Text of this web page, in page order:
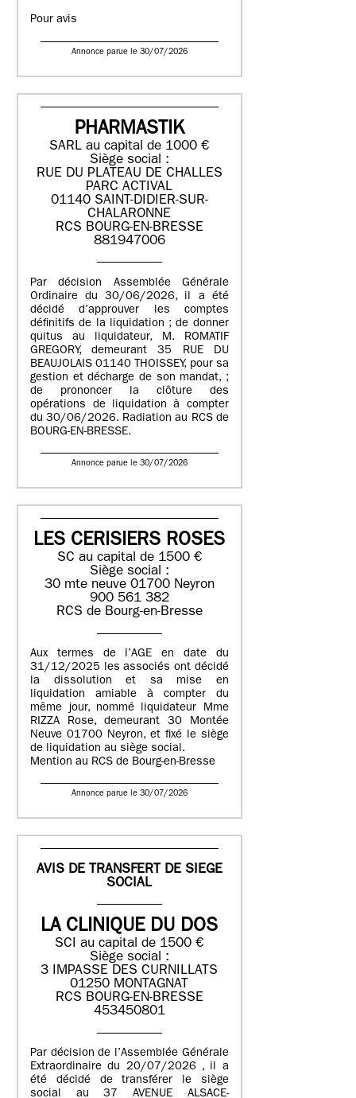
Pour avis
Annonce parue le 30/07/2026
PHARMASTIK
SARL au capital de 1000 €
Siège social :
RUE DU PLATEAU DE CHALLES
PARC ACTIVAL
01140 SAINT-DIDIER-SUR-
CHALARONNE
RCS BOURG-EN-BRESSE
881947006
Par décision Assemblée Générale
Ordinaire du 30/06/2026, il a été
décidé d’approuver les comptes
définitifs de la liquidation ; de donner
quitus au liquidateur, M. ROMATIF
GREGORY, demeurant 35 RUE DU
BEAUJOLAIS 01140 THOISSEY, pour sa
gestion et décharge de son mandat, ;
de prononcer la clôture des
opérations de liquidation à compter
du 30/06/2026. Radiation au RCS de
BOURG-EN-BRESSE.
Annonce parue le 30/07/2026
LES CERISIERS ROSES
SC au capital de 1500 €
Siège social :
30 mte neuve 01700 Neyron
900 561 382
RCS de Bourg-en-Bresse
Aux termes de l’AGE en date du
31/12/2025 les associés ont décidé
la dissolution et sa mise en
liquidation amiable à compter du
même jour, nommé liquidateur Mme
RIZZA Rose, demeurant 30 Montée
Neuve 01700 Neyron, et fixé le siège
de liquidation au siège social.
Mention au RCS de Bourg-en-Bresse
Annonce parue le 30/07/2026
AVIS DE TRANSFERT DE SIEGE
SOCIAL
LA CLINIQUE DU DOS
SCI au capital de 1500 €
Siège social :
3 IMPASSE DES CURNILLATS
01250 MONTAGNAT
RCS BOURG-EN-BRESSE
453450801
Par décision de l’Assemblée Générale
Extraordinaire du 20/07/2026 , il a
été décidé de transférer le siège
social au 37 AVENUE ALSACE-